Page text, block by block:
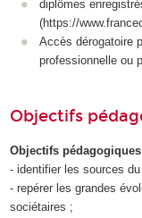
diplômes
(https://
Accès dérogatoire
professionnelle ou
Objectifs
Objectifs pédagogiques
- identifier les sources
- repérer les grandes
sociétaires ;